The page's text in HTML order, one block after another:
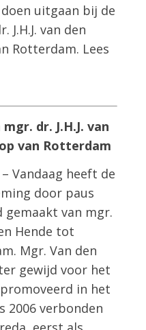
uitgaan bij de
J.H.J. van den
Rotterdam. Lees
dr. J.H.J. van
van Rotterdam
Vandaag heeft de
door paus
gemaakt van mgr.
Hende tot
Mgr. Van den
gewijd voor het
in het
2006 verbonden